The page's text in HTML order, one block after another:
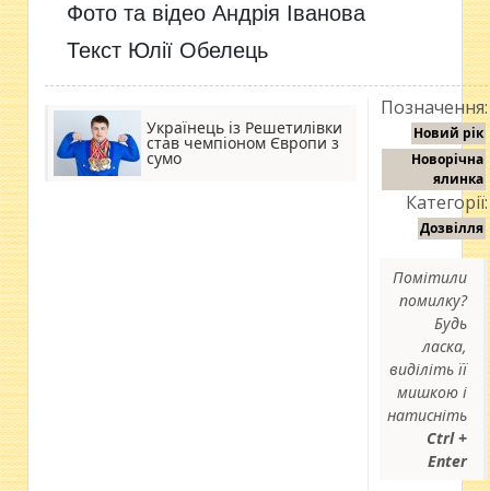
Фото та відео Андрія Іванова
Текст Юлії Обелець
Українець із Решетилівки
став чемпіоном Європи з
сумо
Позначення:
Новий рік
Новорічна
ялинка
Категорії:
Дозвілля
Помітили
помилку?
Будь
ласка,
виділіть її
мишкою і
натисніть
Ctrl +
Enter